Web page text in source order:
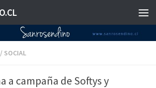
/ SOCIAL
a campaña de Softys y